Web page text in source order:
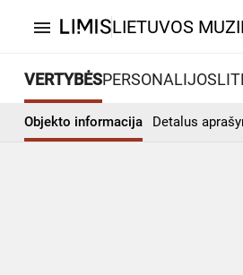
menu LIETUVOS
VERTYBĖSPERSONALIJOS
Objekto informacija Detalus